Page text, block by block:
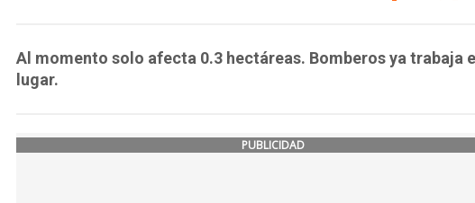
Al momento solo afecta 0.3 hectáreas. Bomberos ya trabaja
lugar.
PUBLICIDAD